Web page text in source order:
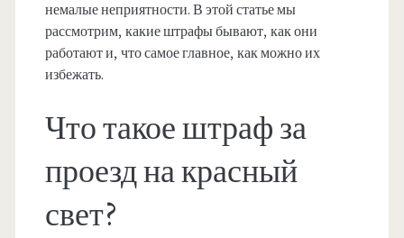
немалые неприятности. В этой статье мы
рассмотрим, какие штрафы бывают, как они
работают и, что самое главное, как можно их
избежать.
Что такое штраф за
проезд на красный
свет?